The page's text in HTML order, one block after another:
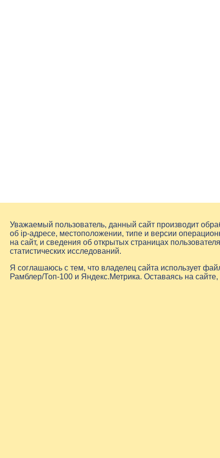
Уважаемый пользователь, данный сайт производит
об ip-адресе, местоположении, типе и версии
на сайт, и сведения об открытых страницах
статистических исследований.
Я соглашаюсь с тем, что владелец сайта использует
Рамблер/Топ-100 и Яндекс.Метрика. Оставаясь на